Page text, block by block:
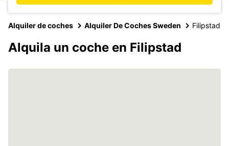
Alquiler de coches Alquiler De Coches Sweden Filipstad
Alquila un coche en Filipstad